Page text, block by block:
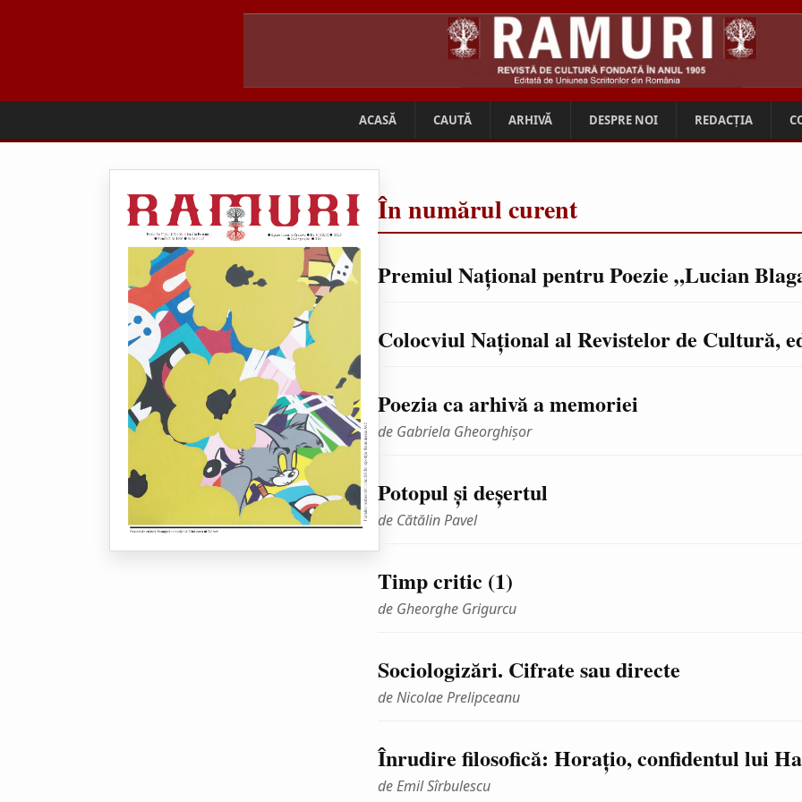
ACASĂ CAUTĂ ARHIVĂ DESPRE NOI REDACȚIA
În numărul curent
Premiul Naţional pentru Poezie „Lucian
Colocviul Naţional al Revistelor de Cultură,
Poezia ca arhivă a memoriei
de Gabriela Gheorghişor
Potopul şi deşertul
de Cătălin Pavel
Timp critic (1)
de Gheorghe Grigurcu
Sociologizări. Cifrate sau directe
de Nicolae Prelipceanu
Înrudire filosofică: Horaţio, confidentul lui
de Emil Sîrbulescu